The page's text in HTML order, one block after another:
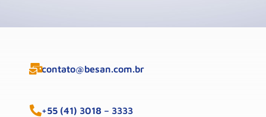
contato@besan.com.br
+55 (41) 3018 – 3333